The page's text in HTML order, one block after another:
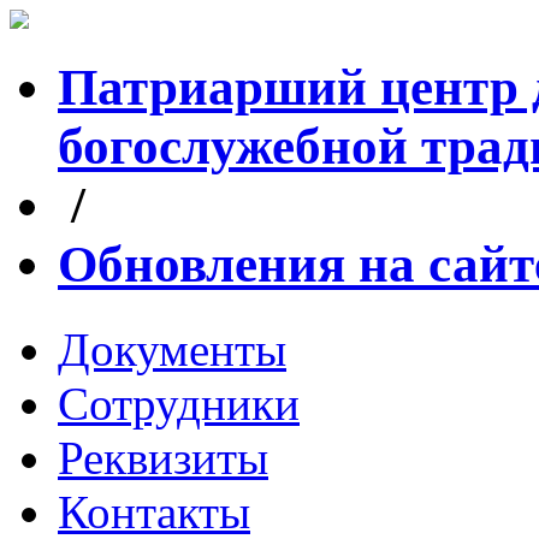
Патриарший центр
богослужебной
/
Обновления на
Документы
Сотрудники
Реквизиты
Контакты